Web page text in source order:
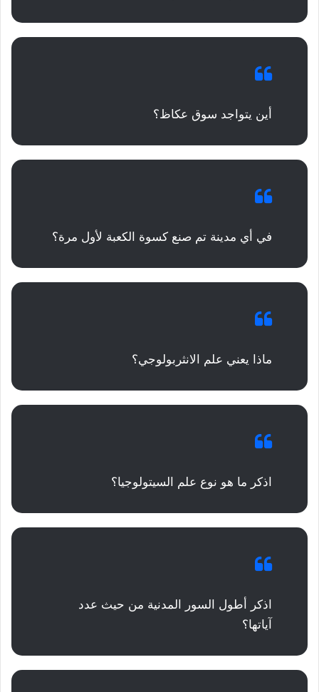
أين يتواجد سوق عكاظ؟
في أي مدينة تم صنع كسوة الكعبة لأول مرة؟
ماذا يعني علم الانثربولوجي؟
اذكر ما هو نوع علم السيتولوجيا؟
اذكر أطول السور المدنية من حيث عدد
آياتها؟